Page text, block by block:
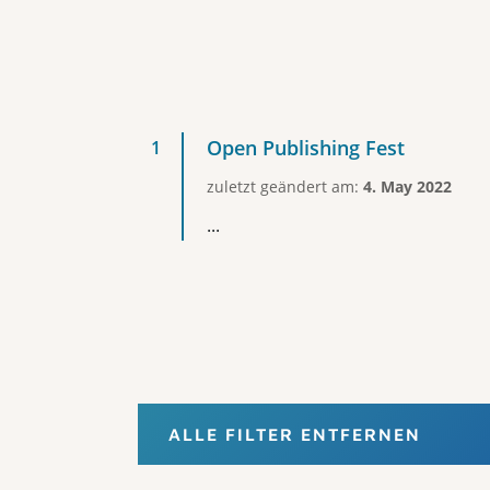
Open Publishing Fest
zuletzt geändert am: 4. May 2022
...
ALLE FILTER ENTFERNEN